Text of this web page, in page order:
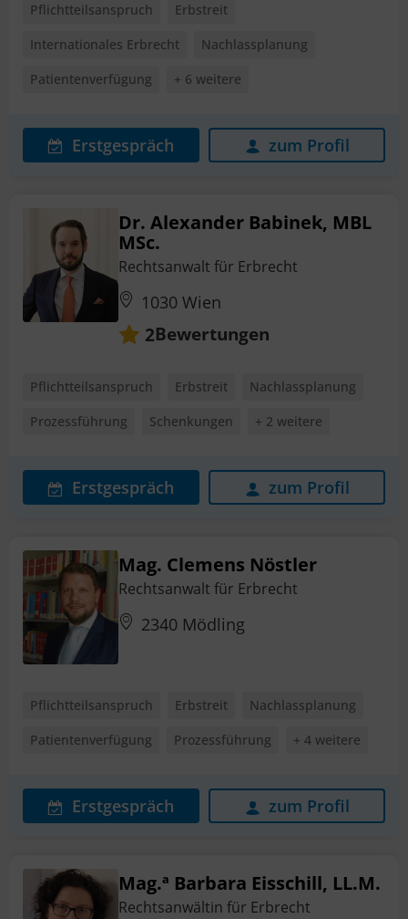
Pflichtteilsanspruch
Erbstreit
Internationales Erbrecht
Nachlassplanung
Patientenverfügung
+ 6 weitere
Erstgespräch zum Profil
Dr. Alexander Babinek, MBL
MSc.
Rechtsanwalt für Erbrecht
1030 Wien
2Bewertungen
Pflichtteilsanspruch Erbstreit
Nachlassplanung
Prozessführung
Schenkungen + 2 weitere
Erstgespräch zum Profil
Mag. Clemens Nöstler
Rechtsanwalt für Erbrecht
2340 Mödling
Pflichtteilsanspruch Erbstreit
Nachlassplanung
Patientenverfügung
Prozessführung + 4 weitere
Erstgespräch zum Profil
Mag.ª Barbara Eisschill, LL.M.
Rechtsanwältin für Erbrecht